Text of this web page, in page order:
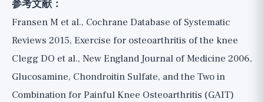
参考文献：
Fransen M et al., Cochrane Database of Systematic
Reviews 2015, Exercise for osteoarthritis of the knee
Clegg DO et al., New England Journal of Medicine 2006,
Glucosamine, Chondroitin Sulfate, and the Two in
Combination for Painful Knee Osteoarthritis (GAIT)